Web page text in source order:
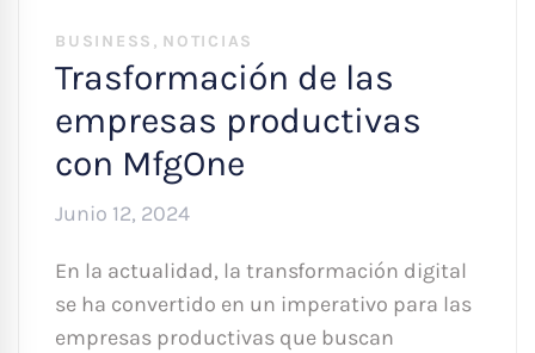
BUSINESS , NOTICIAS
Trasformación de las
empresas productivas
con MfgOne
Junio 12, 2024
En la actualidad, la transformación digital
se ha convertido en un imperativo para las
empresas productivas que buscan